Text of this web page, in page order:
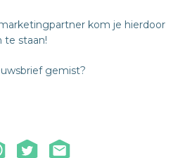
kom je hierdoor
te staan!
gemist?